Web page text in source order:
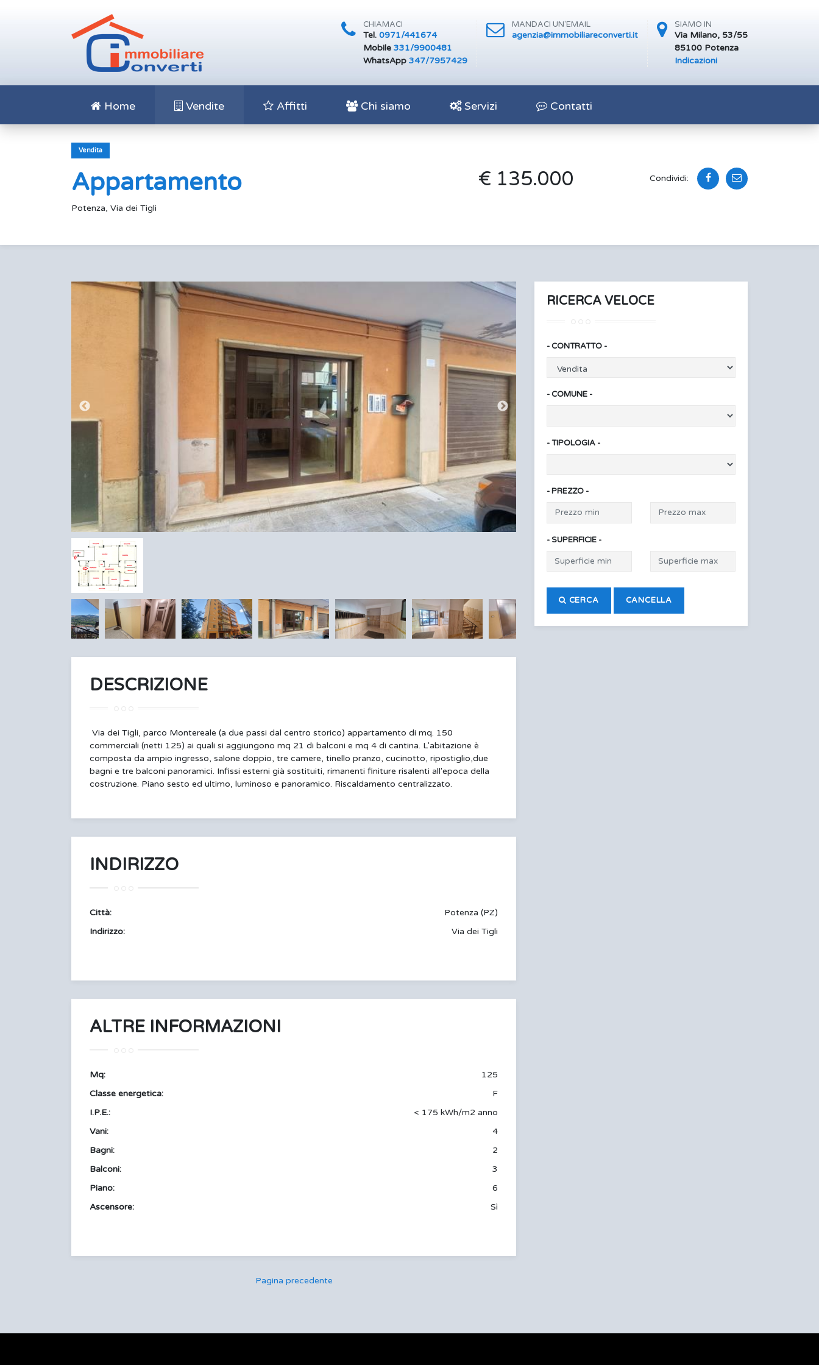
CHIAMACI
Tel. 0971/441674
Mobile 331/9900481
WhatsApp 347/7957429
MANDACI UN'EMAIL
agenzia@immobiliareconverti.it
SIAMO IN
Via Milano, 53/55
85100 Potenza
Indicazioni
Home Vendite Affitti Chi siamo Servizi Contatti
Vendita
Appartamento
Potenza, Via dei Tigli
€ 135.000 Condividi:
DESCRIZIONE
Via dei Tigli, parco Montereale (a due passi dal centro storico) appartamento di mq. 150
commerciali (netti 125) ai quali si aggiungono mq 21 di balconi e mq 4 di cantina. L'abitazione è
composta da ampio ingresso, salone doppio, tre camere, tinello pranzo, cucinotto, ripostiglio,due
bagni e tre balconi panoramici. Infissi esterni già sostituiti, rimanenti finiture risalenti all'epoca della
costruzione. Piano sesto ed ultimo, luminoso e panoramico. Riscaldamento centralizzato.
INDIRIZZO
Città:
Potenza (PZ)
Indirizzo:
Via dei Tigli
ALTRE INFORMAZIONI
Mq:
125
Classe energetica:
F
I.P.E.:
< 175 kWh/m2 anno
Vani:
4
Bagni:
2
Balconi:
3
Piano:
6
Ascensore:
Sì
Pagina precedente
RICERCA VELOCE
- CONTRATTO -
- COMUNE -
- TIPOLOGIA -
- PREZZO -
- SUPERFICIE -
CERCA CANCELLA